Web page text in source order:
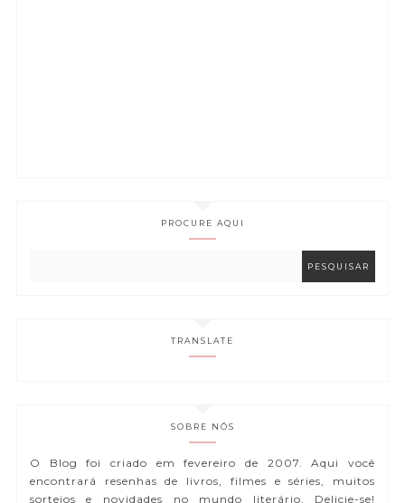
PROCURE AQUI
TRANSLATE
SOBRE NÓS
O Blog foi criado em fevereiro de 2007. Aqui você
encontrará resenhas de livros, filmes e séries, muitos
sorteios e novidades no mundo literário. Delicie-se!